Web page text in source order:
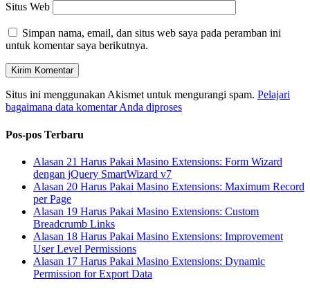
Situs Web
Simpan nama, email, dan situs web saya pada peramban ini
untuk komentar saya berikutnya.
Situs ini menggunakan Akismet untuk mengurangi spam. Pelajari
bagaimana data komentar Anda diproses
Pos-pos Terbaru
Alasan 21 Harus Pakai Masino Extensions: Form Wizard
dengan jQuery SmartWizard v7
Alasan 20 Harus Pakai Masino Extensions: Maximum Record
per Page
Alasan 19 Harus Pakai Masino Extensions: Custom
Breadcrumb Links
Alasan 18 Harus Pakai Masino Extensions: Improvement
User Level Permissions
Alasan 17 Harus Pakai Masino Extensions: Dynamic
Permission for Export Data